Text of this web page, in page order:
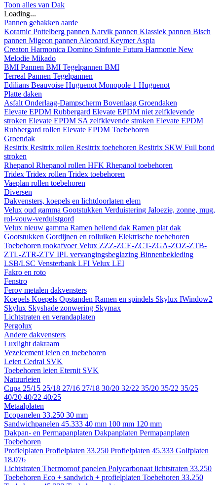
Toon alles van Dak
Loading...
Pannen gebakken aarde
Koramic Pottelberg pannen Narvik pannen Klassiek pannen Bisch
pannen Migeon pannen Aleonard KeymerAspia
Creaton Harmonica Domino Sinfonie Futura Harmonie New
Melodie Mikado
BMI Pannen BMI Tegelpannen BMI
Terreal Pannen Tegelpannen
Edilians Beauvoise Huguenot Monopole 1 Huguenot
Platte daken
Asfalt Onderlaag-Dampscherm Bovenlaag Groendaken
Elevate EPDM Rubbergard Elevate EPDM niet zelfklevende
stroken Elevate EPDM SA zelfklevende stroken Elevate EPDM
Rubbergard rollen Elevate EPDM Toebehoren
Groendak
Resitrix Resitrix rollen Resitrix toebehoren Resitrix SKW Full bond
stroken
Rhepanol Rhepanol rollen HFK Rhepanol toebehoren
Tridex Tridex rollen Tridex toebehoren
Vaeplan rollen toebehoren
Diversen
Dakvensters, koepels en lichtdoorlaten elem
Velux oud gamma Gootstukken Verduistering Jaloezie, zonne, mug,
rol-vouw-verduistgord
Velux nieuw gamma Ramen hellend dak Ramen plat dak
Gootstukken Gordijnen en rolluiken Elektrische toebehoren
Toebehoren rookafvoerVelux ZZZ-ZCE-ZCT-ZGA-ZOZ-ZTB-
ZTL-ZTR-ZTV IPL vervangingsbeglazing Binnenbekleding
LSB/LSC Vensterbank LFI Velux LEI
Fakro en roto
Fenstro
Ferov metalen dakvensters
Koepels Koepels Opstanden Ramen en spindels Skylux IWindow2
Skylux Skyshade zonwering Skymax
Lichtstraten en verandaplaten
Pergolux
Andere dakvensters
Luxlight dakraam
Vezelcement leien en toebehoren
Leien Cedral SVK
Toebehoren leien Eternit SVK
Natuurleien
Cupa 25/15 25/18 27/16 27/18 30/20 32/22 35/20 35/22 35/25
40/20 40/22 40/25
Metaalplaten
Ecopanelen 33.250 30 mm
Sandwichpanelen 45.333 40 mm 100 mm 120 mm
Dakpan- en Permapanplaten Dakpanplaten Permapanplaten
Toebehoren
Profielplaten Profielplaten 33.250 Profielplaten 45.333 Golfplaten
18.076
Lichtstraten Thermoroof panelen Polycarbonaat lichtstraten 33.250
Toebehoren Eco + sandwich + profielplaten Toebehoren 33.250